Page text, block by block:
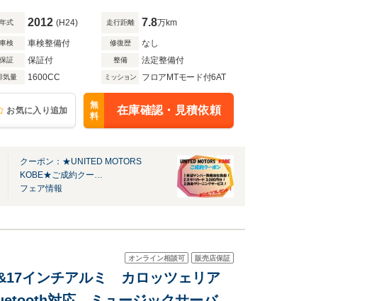
年式 2012 (H24) 走行距離 7.8万km
車検 車検整備付 修復歴 なし
保証 保証付 整備 法定整備付
気量 1600CC ミッション フロアMTモード付6AT
お気に入り追加
無
料
在庫確認・見積依頼
クーポン：★UNITED MOTORS
KOBE★ご成約クー…
フェア情報
オンライン相談可 販売店保証
インチアルミ カロッツェリア